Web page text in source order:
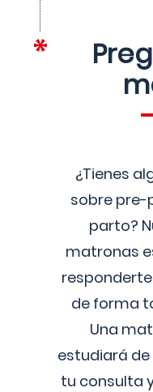
¿Tienes
sobre
parto?
matronas
de forma
Una
estudiará
tu consulta